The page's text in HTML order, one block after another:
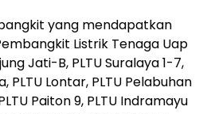
yang mendapatkan
Listrik Tenaga Uap
Jati-B, PLTU Suralaya 1-7,
PLTU Lontar, PLTU Pelabuhan
Paiton 9, PLTU Indramayu